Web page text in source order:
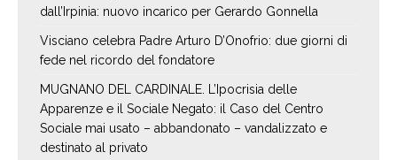
dall’Irpinia: nuovo incarico per Gerardo Gonnella
Visciano celebra Padre Arturo D’Onofrio: due giorni di
fede nel ricordo del fondatore
MUGNANO DEL CARDINALE. L’Ipocrisia delle
Apparenze e il Sociale Negato: il Caso del Centro
Sociale mai usato – abbandonato – vandalizzato e
destinato al privato